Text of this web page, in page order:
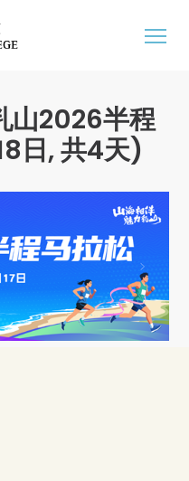
山2026半程
日, 共4天)